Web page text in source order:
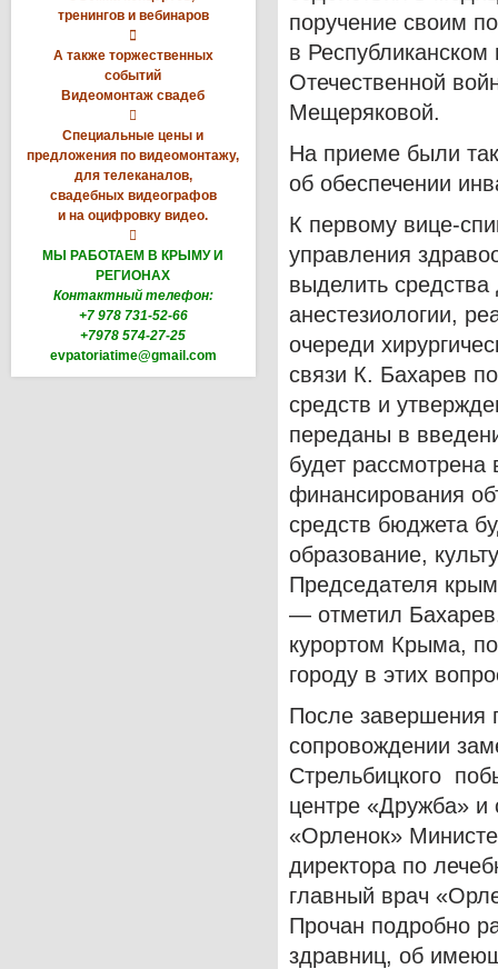
тренингов и вебинаров

А также торжественных
событий
Видеомонтаж свадеб

Специальные цены и
предложения по видеомонтажу,
для телеканалов,
свадебных видеографов
и на оцифровку видео.

МЫ РАБОТАЕМ В КРЫМУ И
РЕГИОНАХ
Контактный телефон:
+7 978 731-52-66
+7978 574-27-25
evpatoriatime@gmail.com
поручение своим
в
Отечественной
Мещеряковой.
На приеме были
об обеспечении
К первому вице-
управления
выделить
анестезиологии,
очереди
связи К. Бахарев
средств и
переданы в
будет
финансирования
средств бюджета
образование,
Председателя
— отметил
курортом Крыма,
городу в этих
После завершения
сопровождении
Стрельбицкого
центре «Дружба» и
«Орленок»
директора по
главный врач
Прочан подробно
здравниц, об